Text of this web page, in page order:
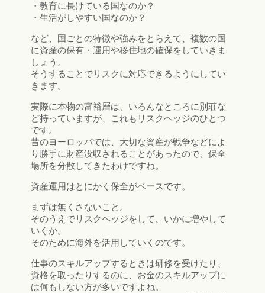
・教育に長けている国なのか？
・生活がしやすい国なのか？
など、国ごとの特徴や強みをとらえて、複数の国
に資産の保有・運用や移住地の確保をしていきま
しょう。
そうすることでリスクに対応できるようにしてい
きます。
実際に本物の富裕層は、いろんなところに別荘な
ど持っていますが、これもリスクヘッジのひとつ
です。
昔のヨーロッパでは、大切な資産が戦争などによ
り勝手に財産没収されることがあったので、保全
場所を分散してきたわけですね。
資産運用はとにかく保全がベースです。
まずは無くさないこと。
そのうえでリスクヘッジをして、いかに増やして
いくか。
そのために海外を活用していくのです。
仕事のスキルアップするときは研修を受けたり、
資格を取ったりするのに、お金のスキルアップに
は何もしない方が多いですよね。